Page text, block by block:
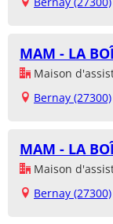
MAM - LA
Maison
Bernay (27300)
MAM - LA
Maison
Bernay (27300)